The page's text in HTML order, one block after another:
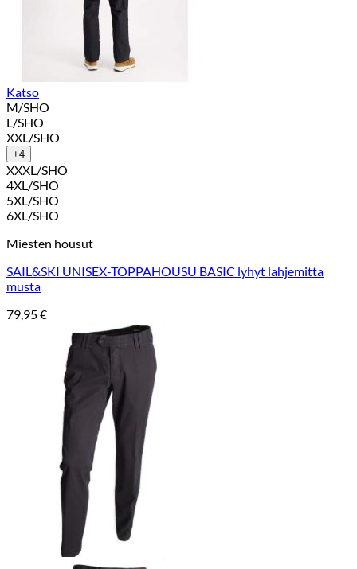
Katso
M/SHO
L/SHO
XXL/SHO
+4
XXXL/SHO
4XL/SHO
5XL/SHO
6XL/SHO
Miesten housut
SAIL&SKI UNISEX-TOPPAHOUSU BASIC lyhyt lahjemitta
musta
79,95€